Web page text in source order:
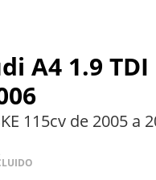
A4 1.9
115cv de 2005 a